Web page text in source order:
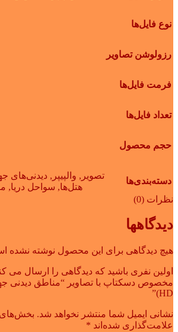
نوع فایل‌ها
رزولوشن تصاویر
فرمت فایل‌ها
تعداد فایل‌ها
حجم محصول
دسته‌بندی‌ها
تصویر , والپیپر , دیدنی‌های
هتل‌ها, سواحل دریا,
نظرات (0)
دیدگاهها
هیچ دیدگاهی برای این محصول نوشته نشده
اولین نفری باشید که دیدگاهی را ارسال می
HD)”
نشانی ایمیل شما منتشر نخواهد شد. بخش‌های
علامت‌گذاری شده‌اند *